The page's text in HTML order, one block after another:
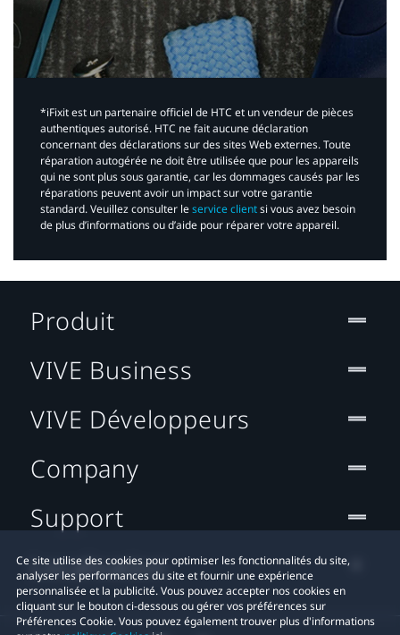
*iFixit est un partenaire officiel de HTC et un vendeur de pièces
authentiques autorisé. HTC ne fait aucune déclaration
concernant des déclarations sur des sites Web externes. Toute
réparation autogérée ne doit être utilisée que pour les appareils
qui ne sont plus sous garantie, car les dommages causés par les
réparations peuvent avoir un impact sur votre garantie
standard. Veuillez consulter leservice clientsi vous avez besoin
de plus d’informations ou d’aide pour réparer votre appareil.​
Ce site utilise des cookies pour optimiser les fonctionnalités du site,
analyser les performances du site et fournir une expérience
personnalisée et la publicité. Vous pouvez accepter nos cookies en
cliquant sur le bouton ci-dessous ou gérer vos préférences sur
Préférences Cookie. Vous pouvez également trouver plus d'informations
Produit
VIVE Business
VIVE Développeurs
Company
Support
Localisation